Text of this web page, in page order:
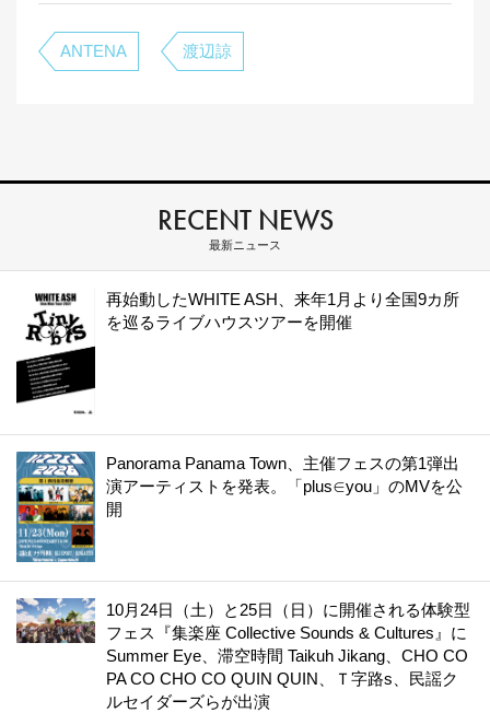
ANTENA 渡辺諒
RECENT NEWS
最新ニュース
再始動したWHITE ASH、来年1月より全国9カ所
を巡るライブハウスツアーを開催
Panorama Panama Town、主催フェスの第1弾出
演アーティストを発表。「plus∈you」のMVを公
開
10月24日（土）と25日（日）に開催される体験型
フェス『集楽座 Collective Sounds & Cultures』に
Summer Eye、滞空時間 Taikuh Jikang、CHO CO
PA CO CHO CO QUIN QUIN、Ｔ字路s、民謡ク
ルセイダーズらが出演